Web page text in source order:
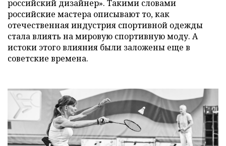
российский дизайнер». Такими словами
российские мастера описывают то, как
отечественная индустрия спортивной одежды
стала влиять на мировую спортивную моду. А
истоки этого влияния были заложены еще в
советские времена.